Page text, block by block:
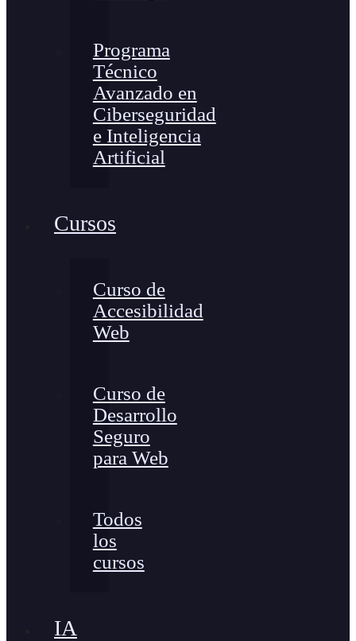
Programa
Técnico
Avanzado en
Ciberseguridad
e Inteligencia
Artificial
Cursos
Curso de
Accesibilidad
Web
Curso de
Desarrollo
Seguro
para Web
Todos
los
cursos
IA